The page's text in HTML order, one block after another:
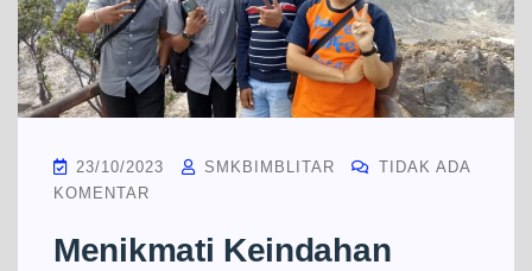
23/10/2023 SMKBIMBLITAR
TIDAK ADA
KOMENTAR
Menikmati Keindahan